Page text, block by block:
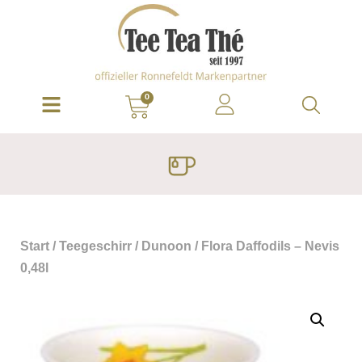
0
Start / Teegeschirr / Dunoon / Flora Daffodils – Nevis
0,48l